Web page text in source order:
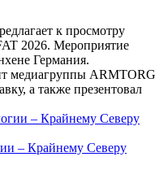
к просмотру
2026. Мероприятие
Германия.
медиагруппы ARMTORG
а также презентовал
– Крайнему Северу